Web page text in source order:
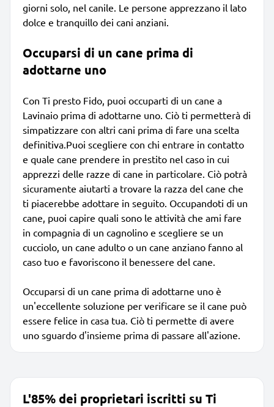
giorni solo, nel canile. Le persone apprezzano il lato
dolce e tranquillo dei cani anziani.
Occuparsi di un cane prima di
adottarne uno
Con Ti presto Fido, puoi occuparti di un cane a
Lavinaio prima di adottarne uno. Ciò ti permetterà di
simpatizzare con altri cani prima di fare una scelta
definitiva.Puoi scegliere con chi entrare in contatto
e quale cane prendere in prestito nel caso in cui
apprezzi delle razze di cane in particolare. Ciò potrà
sicuramente aiutarti a trovare la razza del cane che
ti piacerebbe adottare in seguito. Occupandoti di un
cane, puoi capire quali sono le attività che ami fare
in compagnia di un cagnolino e scegliere se un
cucciolo, un cane adulto o un cane anziano fanno al
caso tuo e favoriscono il benessere del cane.
Occuparsi di un cane prima di adottarne uno è
un'eccellente soluzione per verificare se il cane può
essere felice in casa tua. Ciò ti permette di avere
uno sguardo d'insieme prima di passare all'azione.
L'85% dei proprietari iscritti su Ti